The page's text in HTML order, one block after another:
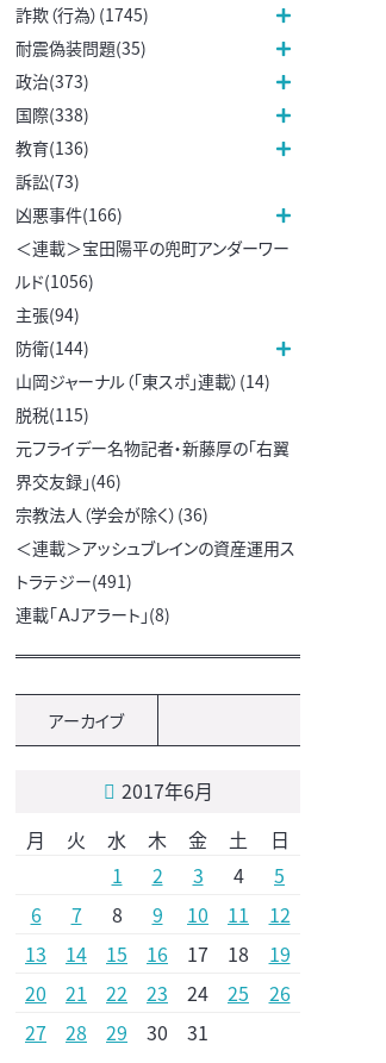
詐欺（行為）(1745)
耐震偽装問題(35)
政治(373)
国際(338)
教育(136)
訴訟(73)
凶悪事件(166)
＜連載＞宝田陽平の兜町アンダーワー
ルド(1056)
主張(94)
防衛(144)
山岡ジャーナル（「東スポ」連載）(14)
脱税(115)
元フライデー名物記者・新藤厚の「右翼
界交友録」(46)
宗教法人（学会が除く）(36)
＜連載＞アッシュブレインの資産運用ス
トラテジー(491)
連載「ＡＪアラート」(8)
アーカイブ
2017年6月
月
火 水 木 金 土
日
1
2 3 4
5
6
7 8 9 10 11
12
13
14 15 16 17 18
19
20
21 22 23 24 25
26
27
28 29 30
31